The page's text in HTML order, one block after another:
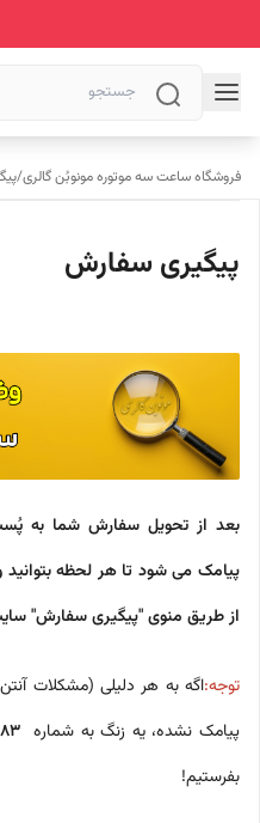
فروشگاه ساعت سه موتوره مونوبُن گالری/
پیگیری سفارش
بعد از تحویل سفارش شما به
پیامک می شود تا هر لحظه
از طریق منوی "پیگیری سفارش"
توجه:اگه به هر دلیلی (مشکلات
پیامک نشده، یه زنگ به شماره
بفرستیم!